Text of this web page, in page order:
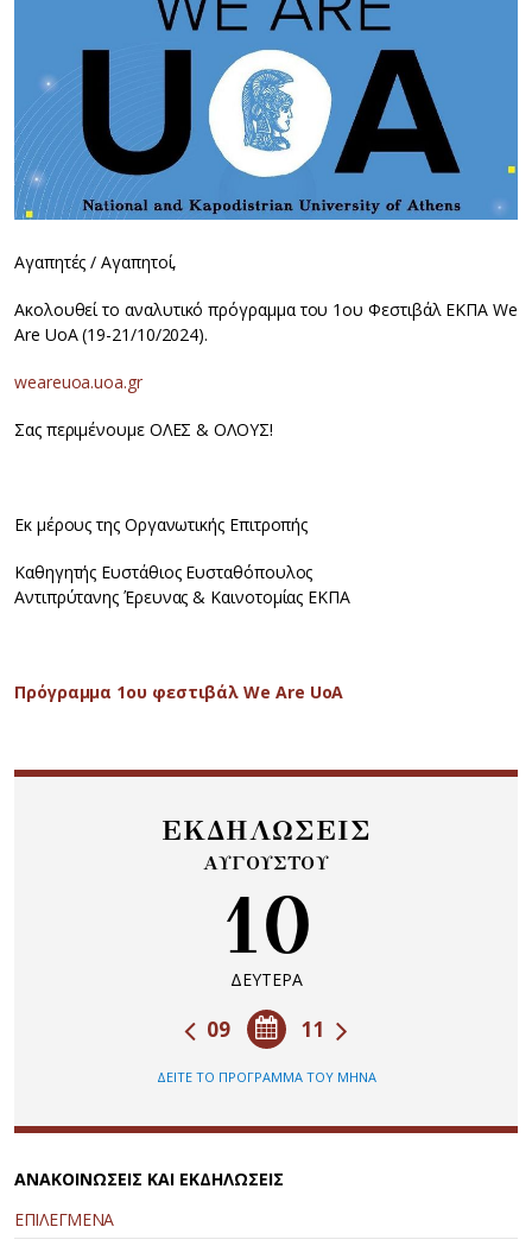
Αγαπητές / Αγαπητοί,
Ακολουθεί το αναλυτικό πρόγραμμα του 1ου Φεστιβάλ ΕΚΠΑ We
Are UoA (19-21/10/2024).
weareuoa.uoa.gr
Σας περιμένουμε ΟΛΕΣ & ΟΛΟΥΣ!
Εκ μέρους της Οργανωτικής Επιτροπής
Καθηγητής Ευστάθιος Ευσταθόπουλος
Αντιπρύτανης Έρευνας & Καινοτομίας ΕΚΠΑ
Πρόγραμμα 1ου φεστιβάλ We Are UoA
ΕΚΔΗΛΩΣΕΙΣ
ΑΥΓΟΥΣΤΟΥ
10
ΔΕΥΤΕΡΑ
11
09
ΔΕΙΤΕ ΤΟ ΠΡΟΓΡΑΜΜΑ ΤΟΥ ΜΗΝΑ
ΑΝΑΚΟΙΝΩΣΕΙΣ ΚΑΙ ΕΚΔΗΛΩΣΕΙΣ
ΕΠΙΛΕΓΜΕΝΑ